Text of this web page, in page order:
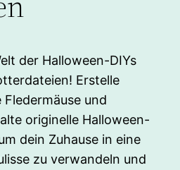
der Halloween-DIYs
Erstelle
und
originelle Halloween-
dein Zuhause in eine
zu verwandeln und